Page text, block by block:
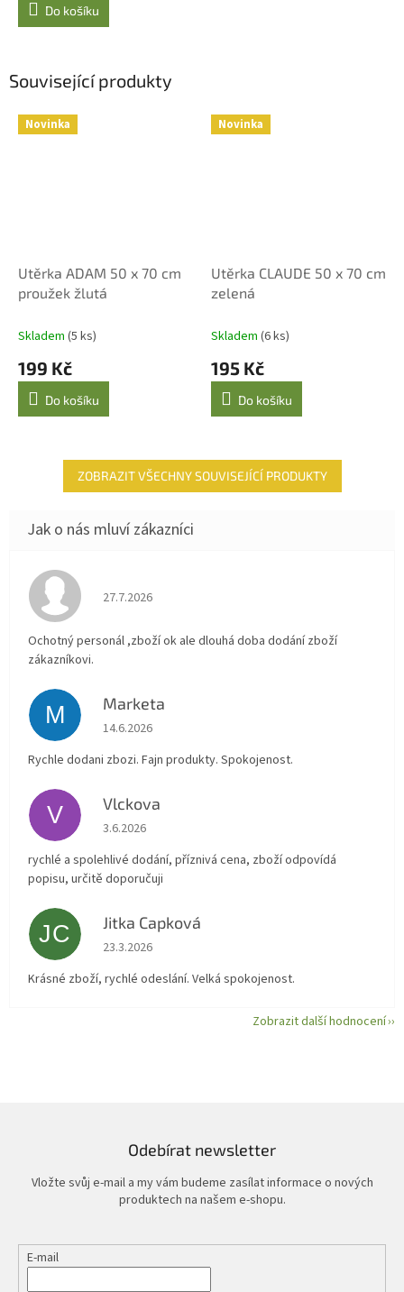
Do košíku
Související produkty
Novinka
Utěrka ADAM 50 x 70 cm
proužek žlutá
Skladem (5 ks)
199 Kč
Do košíku
Novinka
Utěrka CLAUDE 50 x 70 cm
zelená
Skladem (6 ks)
195 Kč
Do košíku
ZOBRAZIT VŠECHNY SOUVISEJÍCÍ PRODUKTY
Hodnocení obchodu je 4 z 5 hvězdiček.
27.7.2026
Ochotný personál ,zboží ok ale dlouhá doba dodání zboží
zákazníkovi.
M Marketa
Hodnocení obchodu je 5 z 5 hvězdiček.
14.6.2026
Rychle dodani zbozi. Fajn produkty. Spokojenost.
V Vlckova
Hodnocení obchodu je 5 z 5 hvězdiček.
3.6.2026
rychlé a spolehlivé dodání, příznivá cena, zboží odpovídá
popisu, určitě doporučuji
JC Jitka Capková
Hodnocení obchodu je 5 z 5 hvězdiček.
23.3.2026
Krásné zboží, rychlé odeslání. Velká spokojenost.
Zobrazit další hodnocení
Odebírat newsletter
Vložte svůj e-mail a my vám budeme zasílat informace o nových
produktech na našem e-shopu.
E-mail